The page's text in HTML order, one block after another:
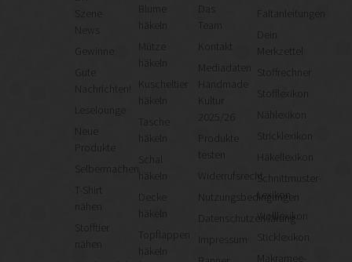
News
Gute
Nachrichten!
Leselounge
Neue
Produkte
Selbermachen
T-Shirt
Stofftier
häkeln
Mütze
häkeln
Kuscheltier
Tasche
häkeln
häkeln
Topflappen
häkeln
Das
Team
Kontakt
Mediadaten
Kultur
2025/26
Produkte
testen
Widerrufsrecht
Nutzungsbedingungen
Datenschutzerklärung
Faltanleitungen
Merkzettel
Stoffrechner
Stofflexikon
Nählexikon
Stricklexikon
Häkellexikon
Schnittmuster-
Lexikon
Wolllexikon
Sticklexikon
Makramee-